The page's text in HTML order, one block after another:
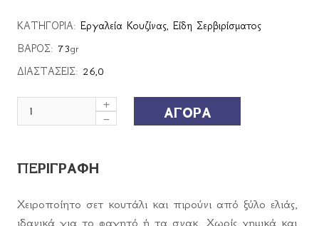
ΚΑΤΗΓΟΡΙΑ: Εργαλεία Κουζίνας, Είδη Σερβιρίσματος
ΒΑΡΟΣ: 73gr
ΔΙΑΣΤΑΣΕΙΣ: 26,0
ΑΓΟΡΑ
ΠΕΡΙΓΡΑΦΗ
Xειροποίητο σετ κουτάλι και πιρούνι από ξύλο ελιάς,
ιδανικά για το φαγητό ή τα σνακ. Χωρίς χημικά και